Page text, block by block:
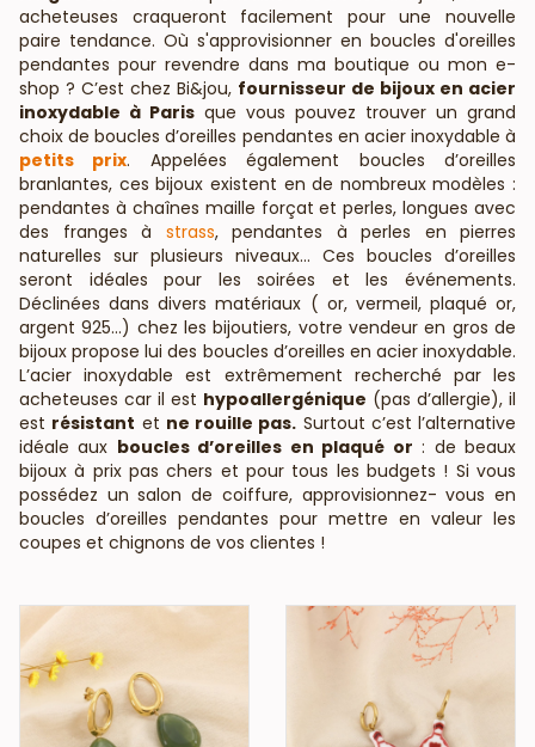
acheteuses craqueront facilement pour une nouvelle
paire tendance. Où s'approvisionner en boucles d'oreilles
pendantes pour revendre dans ma boutique ou mon e-
shop ? C’est chez Bi&jou, fournisseur de bijoux en acier
inoxydable à Paris que vous pouvez trouver un grand
choix de boucles d’oreilles pendantes en acier inoxydable à
petits prix. Appelées également boucles d’oreilles
branlantes, ces bijoux existent en de nombreux modèles :
pendantes à chaînes maille forçat et perles, longues avec
des franges à strass, pendantes à perles en pierres
naturelles sur plusieurs niveaux… Ces boucles d’oreilles
seront idéales pour les soirées et les événements.
Déclinées dans divers matériaux ( or, vermeil, plaqué or,
argent 925…) chez les bijoutiers, votre vendeur en gros de
bijoux propose lui des boucles d’oreilles en acier inoxydable.
L’acier inoxydable est extrêmement recherché par les
acheteuses car il est hypoallergénique (pas d’allergie), il
est résistant et ne rouille pas. Surtout c’est l’alternative
idéale aux boucles d’oreilles en plaqué or : de beaux
bijoux à prix pas chers et pour tous les budgets ! Si vous
possédez un salon de coiffure, approvisionnez- vous en
boucles d’oreilles pendantes pour mettre en valeur les
coupes et chignons de vos clientes !